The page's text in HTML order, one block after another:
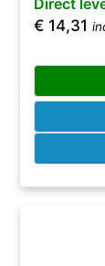
Direct
€ 14,31